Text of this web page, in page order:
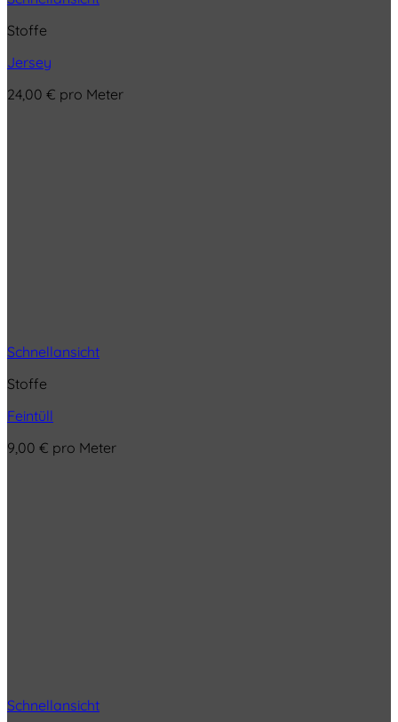
Stoffe
Jersey
24,00 € pro Meter
Schnellansicht
Stoffe
Feintüll
9,00 € pro Meter
Schnellansicht